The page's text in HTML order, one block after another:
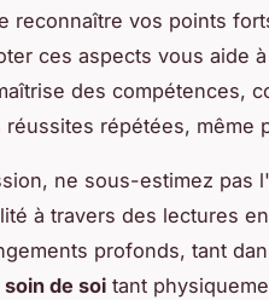
reconnaître vos points
ces aspects vous aide
des compétences,
réussites répétées, même
ne sous-estimez pas l'
à travers des lectures
profonds, tant
de soi tant